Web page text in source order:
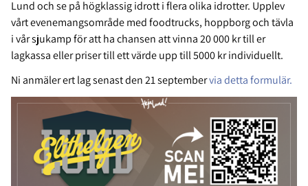
Lund och se på högklassig idrott i flera olika idrotter. Upplev
vårt evenemangsområde med foodtrucks, hoppborg och tävla
i vår sjukamp för att ha chansen att vinna 20 000 kr till er
lagkassa eller priser till ett värde upp till 5000 kr individuellt.
Ni anmäler ert lag senast den 21 septembervia detta formulär.